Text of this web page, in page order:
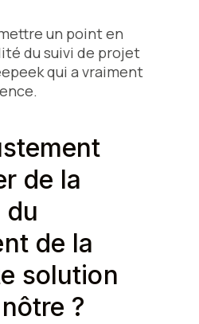
un point en
du suivi de projet
qui a vraiment
de la
du
de la
solution
?